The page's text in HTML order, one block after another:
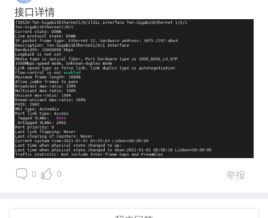
接口详情
0 0 举报